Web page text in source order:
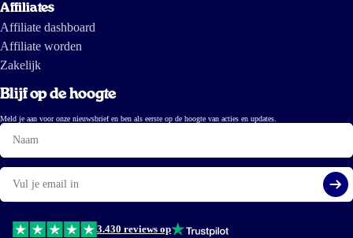
Affiliates
Affiliate dashboard
Affiliate worden
Zakelijk
Blijf op de hoogte
Meld je aan voor onze nieuwsbrief en ben als eerste op de hoogte van acties en updates.
Naam
E-
mail
3.430 reviews op